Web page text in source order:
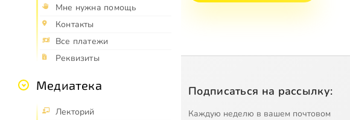
Мне нужна помощь
Контакты
Все платежи
Реквизиты
Медиатека
Лекторий
Подписаться на рассылку:
Каждую неделю в вашем почтовом